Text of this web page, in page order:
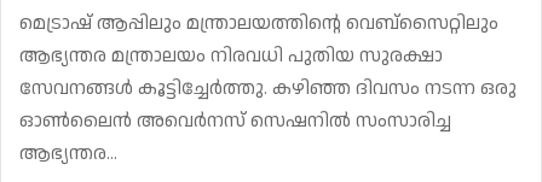
മെട്രാഷ് ആപ്പിലും മന്ത്രാലയത്തിന്റെ വെബ്‌സൈറ്റിലും
ആഭ്യന്തര മന്ത്രാലയം നിരവധി പുതിയ സുരക്ഷാ
സേവനങ്ങൾ കൂട്ടിച്ചേർത്തു. കഴിഞ്ഞ ദിവസം നടന്ന ഒരു
ഓൺലൈൻ അവെർനസ് സെഷനിൽ സംസാരിച്ച
ആഭ്യന്തര…